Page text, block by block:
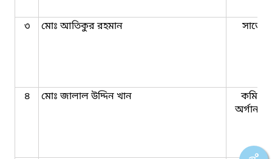
৩ মোঃ আতিকুর রহমান
৪ মোঃ জালাল উদ্দিন খান